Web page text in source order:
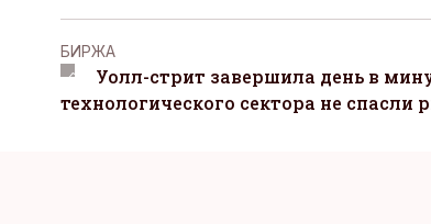
БИРЖА
Уолл-стрит завершила день в
технологического сектора не спасли